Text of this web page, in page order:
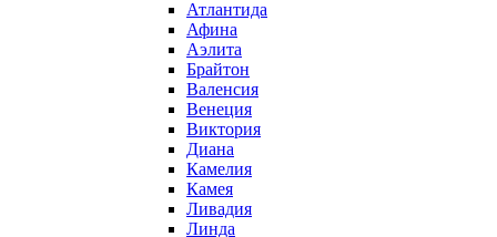
Атлантида
Афина
Аэлита
Брайтон
Валенсия
Венеция
Виктория
Диана
Камелия
Камея
Ливадия
Линда